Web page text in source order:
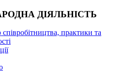
ДІЯЛЬНІСТЬ
практики та